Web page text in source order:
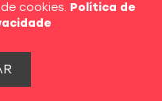
cookies. Política de